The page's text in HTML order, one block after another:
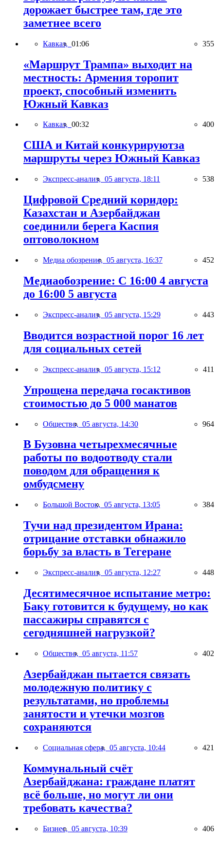
дорожает быстрее там, где это
заметнее всего
Кавказ, 01:06 355
«Маршрут Трампа» выходит на
местность: Армения торопит
проект, способный изменить
Южный Кавказ
Кавказ, 00:32 400
США и Китай конкурируютза
маршруты через Южный Кавказ
Экспресс-анализ, 05 августа, 18:11 538
Цифровой Средний коридор:
Казахстан и Азербайджан
соединили берега Каспия
оптоволокном
Медиа обозрение, 05 августа, 16:37 452
Медиаобозрение: С 16:00 4 августа
до 16:00 5 августа
Экспресс-анализ, 05 августа, 15:29 443
Вводится возрастной порог 16 лет
для социальных сетей
Экспресс-анализ, 05 августа, 15:12 411
Упрощена передача госактивов
стоимостью до 5 000 манатов
Общество, 05 августа, 14:30 964
В Бузовна четырехмесячные
работы по водоотводу стали
поводом для обращения к
омбудсмену
Большой Восток, 05 августа, 13:05 384
Тучи над президентом Ирана:
отрицание отставки обнажило
борьбу за власть в Тегеране
Экспресс-анализ, 05 августа, 12:27 448
Десятимесячное испытание метро:
Баку готовится к будущему, но как
пассажиры справятся с
сегодняшней нагрузкой?
Общество, 05 августа, 11:57 402
Азербайджан пытается связать
молодежную политику с
результатами, но проблемы
занятости и утечки мозгов
сохраняются
Социальная сфера, 05 августа, 10:44 421
Коммунальный счёт
Азербайджана: граждане платят
всё больше, но могут ли они
требовать качества?
Бизнес, 05 августа, 10:39 406